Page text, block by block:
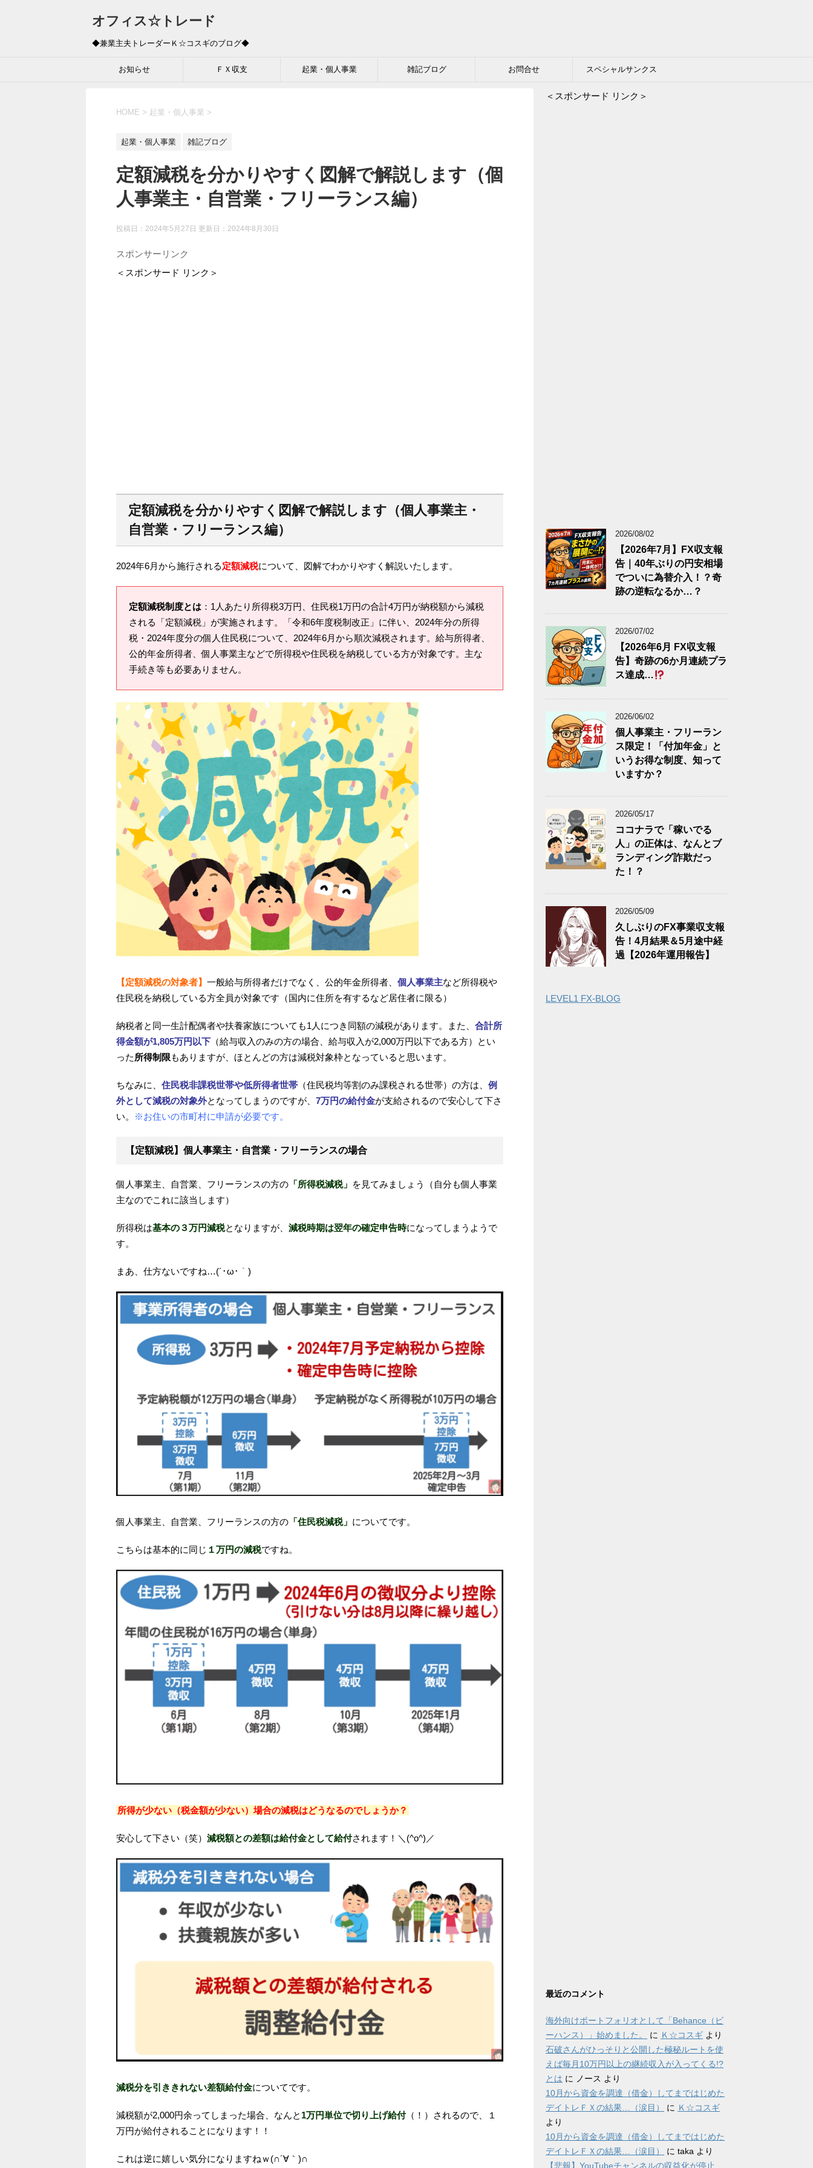
オフィス☆トレード
◆兼業主夫トレーダーＫ☆コスギのブログ◆
お知らせ ＦＸ収支 起業・個人事業 雑記ブログ お問合せ スペシャルサンクス
HOME > 起業・個人事業 >
起業・個人事業 雑記ブログ
定額減税を分かりやすく図解で解説します（個
人事業主・自営業・フリーランス編）
投稿日：2024年5月27日 更新日： 2024年8月30日
スポンサーリンク
＜スポンサード リンク＞
定額減税を分かりやすく図解で解説します（個人事業主・
自営業・フリーランス編）
2024年6月から施行される定額減税について、図解でわかりやすく解説いたします。
定額減税制度とは ：1人あたり所得税3万円、住民税1万円の合計4万円が納税額から減税
される「定額減税」が実施されます。「令和6年度税制改正」に伴い、2024年分の所得
税・2024年度分の個人住民税について、2024年6月から順次減税されます。給与所得者、
公的年金所得者、個人事業主などで所得税や住民税を納税している方が対象です。主な
手続き等も必要ありません。
【定額減税の対象者】 一般給与所得者だけでなく、公的年金所得者、 個人事業主など所得税や
住民税を納税している方全員が対象です（国内に住所を有するなど居住者に限る）
納税者と同一生計配偶者や扶養家族についても1人につき同額の減税があります。また、 合計所
得金額が1,805万円以下 （給与収入のみの方の場合、給与収入が2,000万円以下である方）とい
った所得制限もありますが、ほとんどの方は減税対象枠となっていると思います。
ちなみに、 住民税非課税世帯や低所得者世帯 （住民税均等割のみ課税される世帯）の方は、 例
外として減税の対象外となってしまうのですが、 7万円の給付金が支給されるので安心して下さ
い。
※お住いの市町村に申請が必要です。
【定額減税】個人事業主・自営業・フリーランスの場合
個人事業主、自営業、フリーランスの方の 「所得税減税」 を見てみましょう（自分も個人事業
主なのでこれに該当します）
所得税は基本の３万円減税となりますが、 減税時期は翌年の確定申告時になってしまうようで
す。
まあ、仕方ないですね…(´･ω･｀)
個人事業主、自営業、フリーランスの方の 「住民税減税」 についてです。
こちらは基本的に同じ １万円の減税ですね。
所得が少ない（税金額が少ない）場合の減税はどうなるのでしょうか？
安心して下さい（笑） 減税額との差額は給付金として給付されます！＼(^o^)／
減税分を引ききれない差額給付金についてです。
減税額が2,000円余ってしまった場合、なんと 1万円単位で切り上げ給付（！）されるので、１
万円が給付されることになります！！
これは逆に嬉しい気分になりますねｗ(∩´∀｀)∩
＜スポンサード リンク＞
2026/08/02
【2026年7月】FX収支報
告｜40年ぶりの円安相場
でついに為替介入！？奇
跡の逆転なるか…？
2026/07/02
【2026年6月 FX収支報
告】奇跡の6か月連続プラ
ス達成…
2026/06/02
個人事業主・フリーラン
ス限定！「付加年金」と
いうお得な制度、知って
いますか？
2026/05/17
ココナラで「稼いでる
人」の正体は、なんとブ
ランディング詐欺だっ
た！？
2026/05/09
久しぶりのFX事業収支報
告！4月結果＆5月途中経
過【2026年運用報告】
LEVEL1 FX-BLOG
最近のコメント
海外向けポートフォリオとして「Behance（ビ
ーハンス）」始めました。
に Ｋ☆コスギ より
石破さんがひっそりと公開した極秘ルートを使
えば毎月10万円以上の継続収入が入ってくる!?
とは に ノース より
10月から資金を調達（借金）してまではじめた
デイトレＦＸの結果…（涙目）
に Ｋ☆コスギ
より
10月から資金を調達（借金）してまではじめた
デイトレＦＸの結果…（涙目）
に taka より
【悲報】YouTubeチャンネルの収益化が停止